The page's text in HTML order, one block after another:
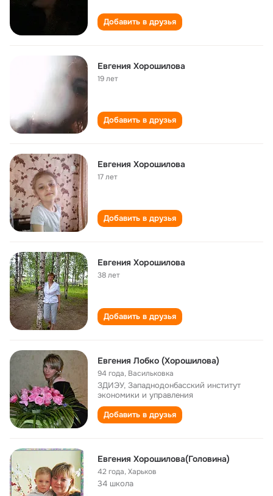
Добавить в друзья
Евгения Хорошилова
19 лет
Добавить в друзья
Евгения Хорошилова
17 лет
Добавить в друзья
Евгения Хорошилова
38 лет
Добавить в друзья
Евгения Лобко (Хорошилова)
94 года, Васильковка
ЗДИЭУ, Западнодонбасский институт
экономики и управления
Добавить в друзья
Евгения Хорошилова(Головина)
42 года,Харьков
34 школа